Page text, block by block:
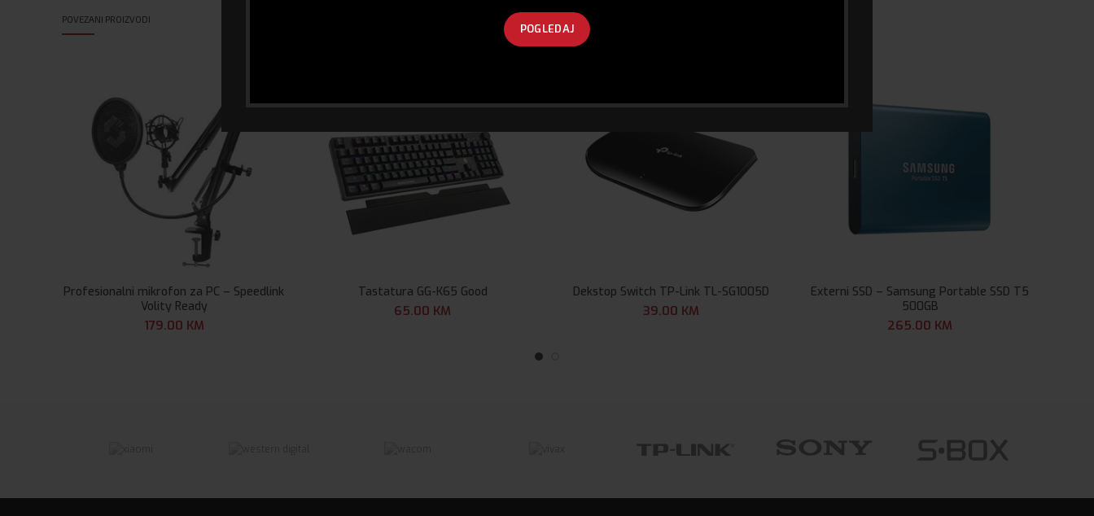
POGLEDAJ
POVEZANI PROIZVODI
Profesionalni mikrofon za PC – Speedlink
Volity Ready
179.00 KM
Tastatura GG-K65 Good
65.00 KM
Dekstop Switch TP-Link TL-SG1005D
39.00 KM
Externi SSD – Samsung Portable SSD T5
500GB
265.00 KM